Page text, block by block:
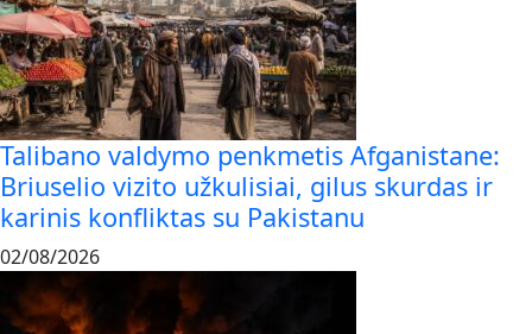
Talibano valdymo penkmetis Afganistane:
Briuselio vizito užkulisiai, gilus skurdas ir
karinis konfliktas su Pakistanu
02/08/2026